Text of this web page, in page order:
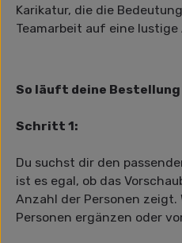
Karikatur, die die
Teamarbeit auf eine
So läuft deine Bestellung
Schritt 1:
Du suchst dir den
ist es egal, ob das
Anzahl der Personen zeigt.
Personen ergänzen oder